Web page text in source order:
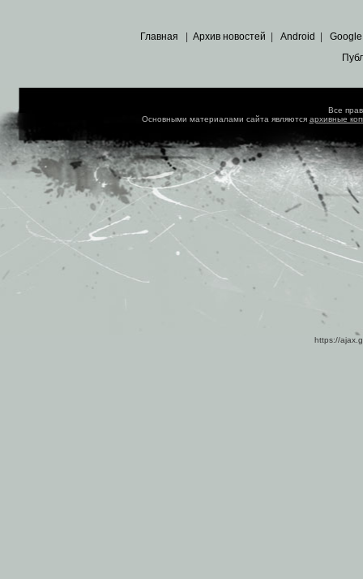
Главная Архив новостей Android Google
Все
Основными материалами сайта являются архивные
https://